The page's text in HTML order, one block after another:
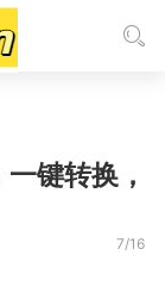
键转换，
7/16